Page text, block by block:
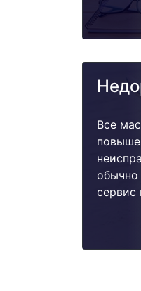
Все
обычно
сервис